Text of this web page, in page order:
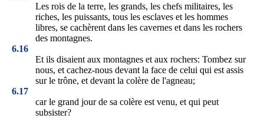
Les rois de la terre, les grands, les chefs militaires, les
riches, les puissants, tous les esclaves et les hommes
libres, se cachèrent dans les cavernes et dans les rochers
des montagnes.
6.16
Et ils disaient aux montagnes et aux rochers: Tombez sur
nous, et cachez-nous devant la face de celui qui est assis
sur le trône, et devant la colère de l'agneau;
6.17
car le grand jour de sa colère est venu, et qui peut
subsister?